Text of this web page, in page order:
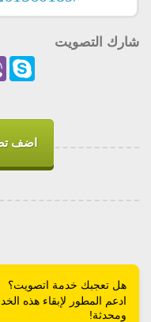
شارك التصويت
Skype
اضف
هل تعجبك خدمة اتصويت؟
ادعم المطور لإبقاء هذه
ومحدثة!